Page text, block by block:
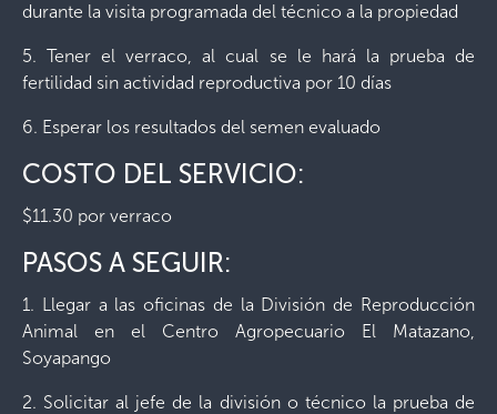
durante la visita programada del técnico a la propiedad
5. Tener el verraco, al cual se le hará la prueba de
fertilidad sin actividad reproductiva por 10 días
6. Esperar los resultados del semen evaluado
COSTO DEL SERVICIO:
$11.30 por verraco
PASOS A SEGUIR:
1. Llegar a las oficinas de la División de Reproducción
Animal en el Centro Agropecuario El Matazano,
Soyapango
2. Solicitar al jefe de la división o técnico la prueba de